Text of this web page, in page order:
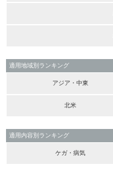
適用地域別ランキング
アジア・中東
北米
適用内容別ランキング
ケガ・病気